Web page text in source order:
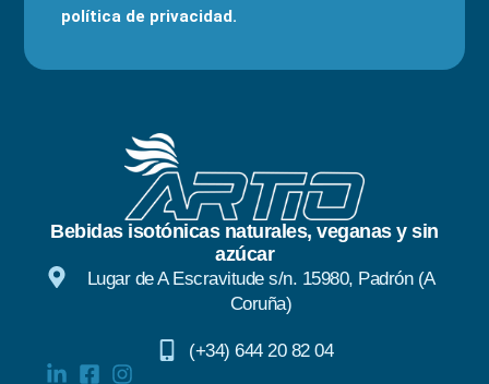
política de privacidad.
Bebidas isotónicas naturales, veganas y sin
azúcar
Lugar de A Escravitude s/n. 15980, Padrón (A
Coruña)
(+34) 644 20 82 04